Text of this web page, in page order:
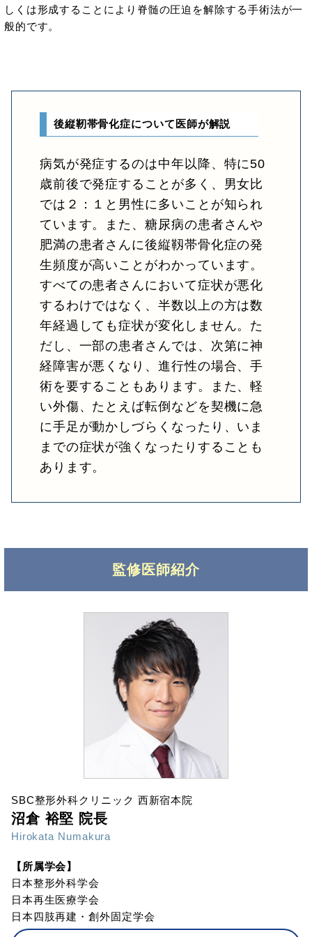
しくは形成することにより脊髄の圧迫を解除する手術法が一
般的です。
後縦靭帯骨化症について医師が解説
病気が発症するのは中年以降、特に50
歳前後で発症することが多く、男女比
では２：１と男性に多いことが知られ
ています。また、糖尿病の患者さんや
肥満の患者さんに後縦靱帯骨化症の発
生頻度が高いことがわかっています。
すべての患者さんにおいて症状が悪化
するわけではなく、半数以上の方は数
年経過しても症状が変化しません。た
だし、一部の患者さんでは、次第に神
経障害が悪くなり、進行性の場合、手
術を要することもあります。また、軽
い外傷、たとえば転倒などを契機に急
に手足が動かしづらくなったり、いま
までの症状が強くなったりすることも
あります。
監修医師紹介
SBC整形外科クリニック 西新宿本院
沼倉 裕堅 院長
Hirokata Numakura
【所属学会】
日本整形外科学会
日本再生医療学会
日本四肢再建・創外固定学会